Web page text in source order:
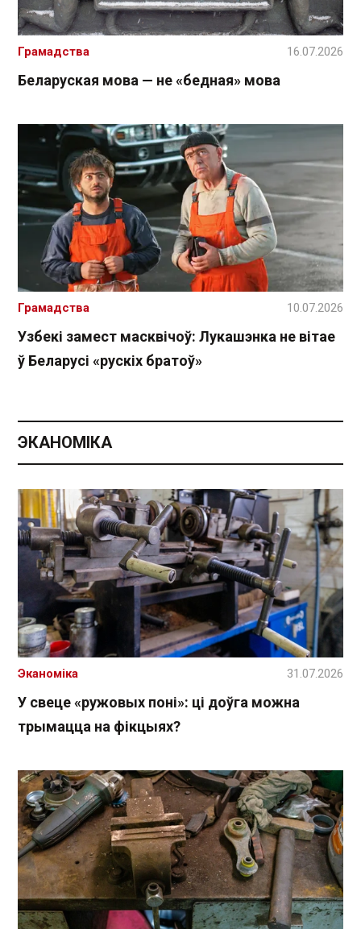
Беларуская мова — не «бедная» мова
Грамадства 16.07.2026
Узбекі замест масквічоў: Лукашэнка не вітае
ў Беларусі «рускіх братоў»
Грамадства 10.07.2026
ЭКАНОМІКА
У свеце «ружовых поні»: ці доўга можна
трымацца на фікцыях?
Эканоміка 31.07.2026